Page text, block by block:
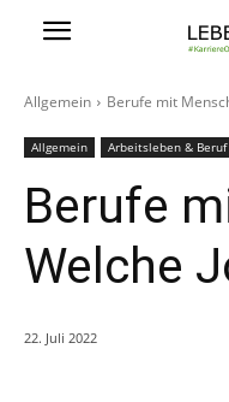
Allgemein Berufe mit
Allgemein Arbeitsleben & Beruf
Berufe
Welche
22. Juli 2022